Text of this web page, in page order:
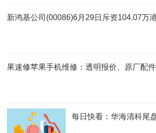
新鸿基公司(00086)6月29日斥资104.07万
果速修苹果手机维修：透明报价、原厂配
每日快看：华海清科尾